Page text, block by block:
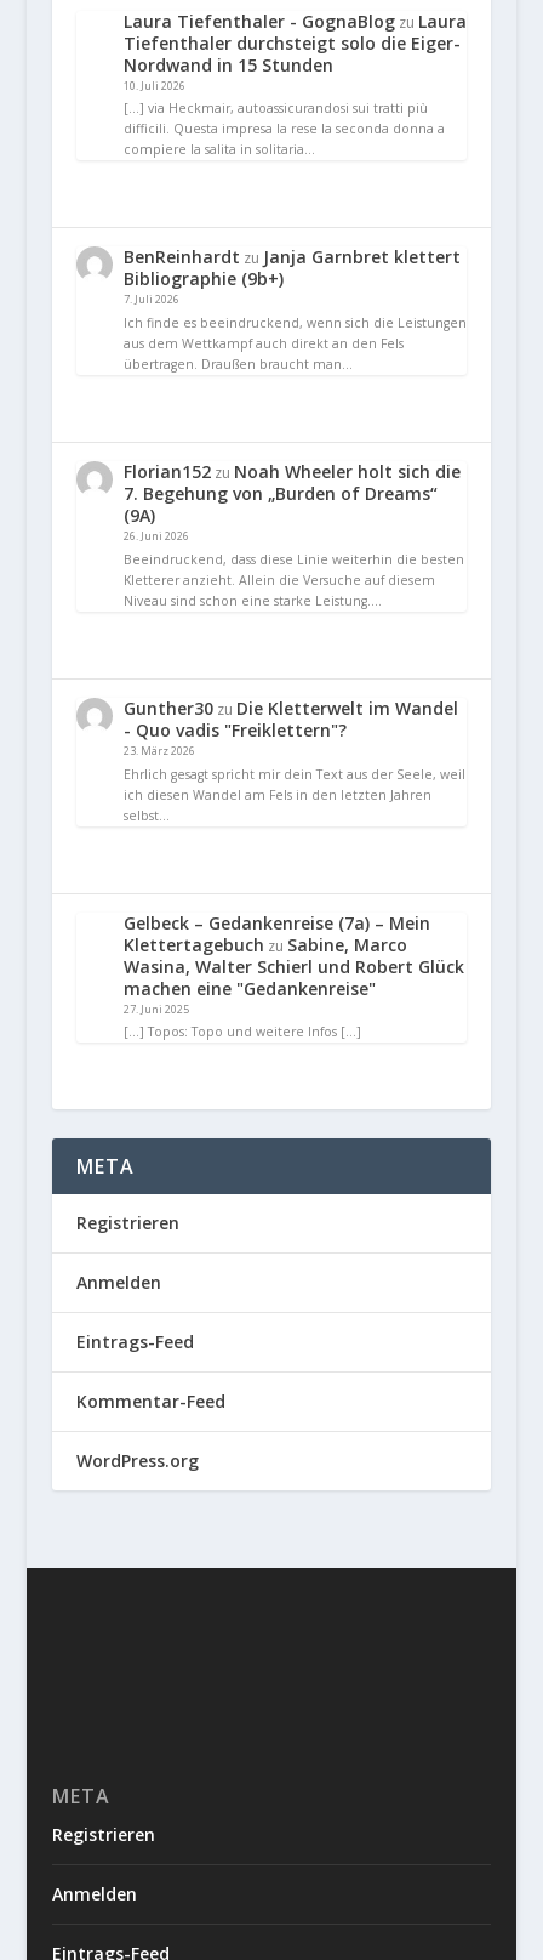
Laura Tiefenthaler - GognaBlogzu Laura
Tiefenthaler durchsteigt solo die Eiger-
Nordwand in 15 Stunden
10. Juli 2026
[…] via Heckmair, autoassicurandosi sui tratti più
difficili. Questa impresa la rese la seconda donna a
compiere la salita in solitaria…
BenReinhardt zu Janja Garnbret klettert
Bibliographie (9b+)
7. Juli 2026
Ich finde es beeindruckend, wenn sich die Leistungen
aus dem Wettkampf auch direkt an den Fels
übertragen. Draußen braucht man…
Florian152zu Noah Wheeler holt sich die
7. Begehung von „Burden of Dreams“
(9A)
26. Juni 2026
Beeindruckend, dass diese Linie weiterhin die besten
Kletterer anzieht. Allein die Versuche auf diesem
Niveau sind schon eine starke Leistung.…
Gunther30zu Die Kletterwelt im Wandel
- Quo vadis "Freiklettern"?
23. März 2026
Ehrlich gesagt spricht mir dein Text aus der Seele, weil
ich diesen Wandel am Fels in den letzten Jahren
selbst…
Gelbeck – Gedankenreise (7a) – Mein
Klettertagebuch zu Sabine, Marco
Wasina, Walter Schierl und Robert Glück
machen eine "Gedankenreise"
27. Juni 2025
[…] Topos: Topo und weitere Infos […]
META
Registrieren
Anmelden
Eintrags-Feed
Kommentar-Feed
WordPress.org
META
Registrieren
Anmelden
Eintrags-Feed